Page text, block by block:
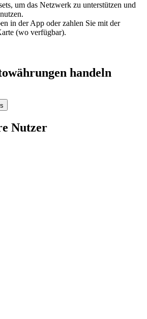
um das Netzwerk zu unterstützen und
in der App oder zahlen Sie mit der
(wo verfügbar).
handeln
Nutzer